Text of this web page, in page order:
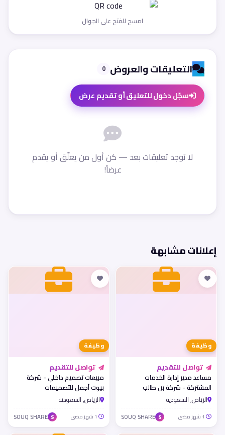
امسح للفتح على الجوال
التعليقات والعروض 0
سجّل دخول للتعليق أو تقديم عرض
لا توجد تعليقات بعد — كن أول من يعلّق أو يقدم
عرضاً!
إعلانات مشابهة
وظيفة
تواصل للتقديم
مساعد مدير إدارة الخدمات
المشتركة - شركة بن طالب
للمقاولات
الرياض, السعودية
S
SOUQ SHARE
وظيفة
تواصل للتقديم
مبيعات تصميم داخلي - شركة
بيوت أجمل للتصميمات
الرياض, السعودية
S
SOUQ SHARE